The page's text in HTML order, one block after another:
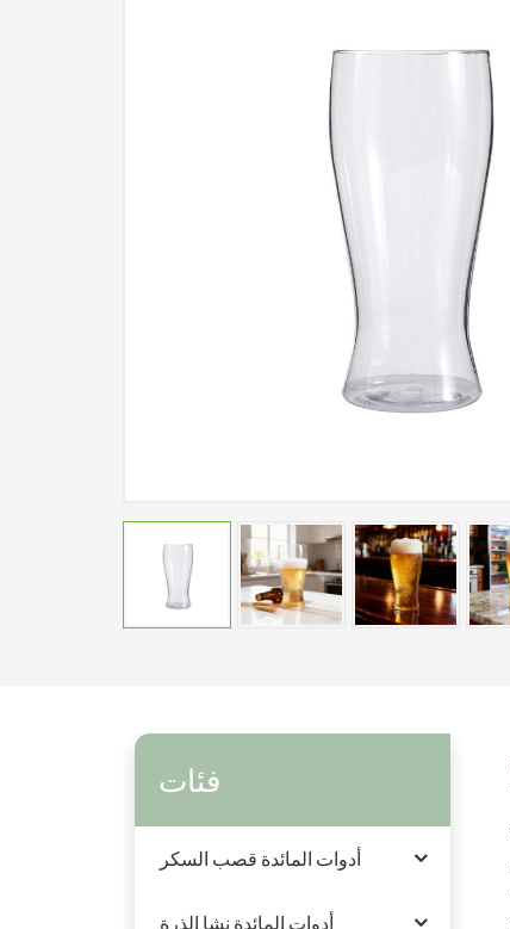
فئات
أدوات المائدة قصب السكر
أدوات المائدة نشا الذرة